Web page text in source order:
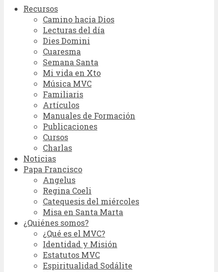
Recursos
Camino hacia Dios
Lecturas del día
Dies Domini
Cuaresma
Semana Santa
Mi vida en Xto
Música MVC
Familiaris
Artículos
Manuales de Formación
Publicaciones
Cursos
Charlas
Noticias
Papa Francisco
Angelus
Regina Coeli
Catequesis del miércoles
Misa en Santa Marta
¿Quiénes somos?
¿Qué es el MVC?
Identidad y Misión
Estatutos MVC
Espiritualidad Sodálite